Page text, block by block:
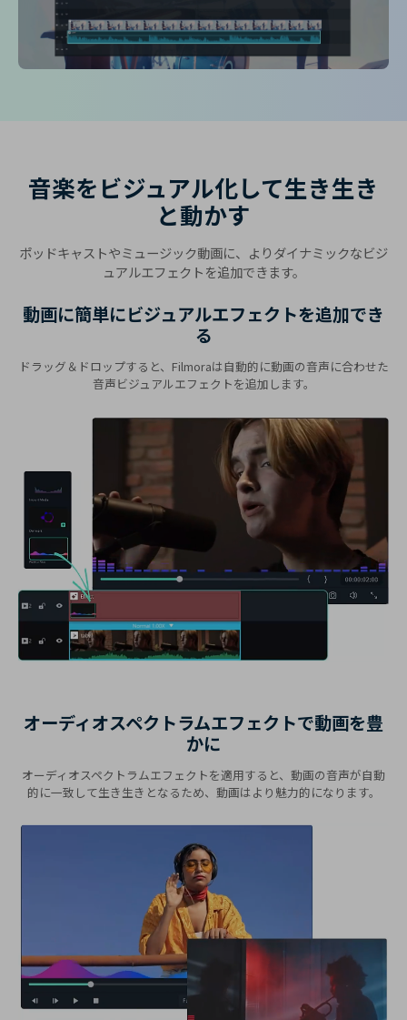
音楽をビジュアル化して生き生き
と動かす
ポッドキャストやミュージック動画に、よりダイナミックなビジ
ュアルエフェクトを追加できます。
動画に簡単にビジュアルエフェクトを追加でき
る
ドラッグ＆ドロップすると、Filmoraは自動的に動画の音声に合わせた
音声ビジュアルエフェクトを追加します。
オーディオスペクトラムエフェクトで動画を豊
かに
オーディオスペクトラムエフェクトを適用すると、動画の音声が自動
的に一致して生き生きとなるため、動画はより魅力的になります。